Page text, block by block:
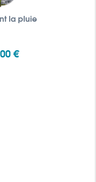
la pluie
€